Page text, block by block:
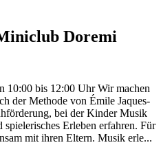
Doremi
bis 12:00 Uhr Wir machen
der Methode von Émile Jaques-
bei der Kinder Musik
Erleben erfahren. Für
mit ihren Eltern. Musik erle...